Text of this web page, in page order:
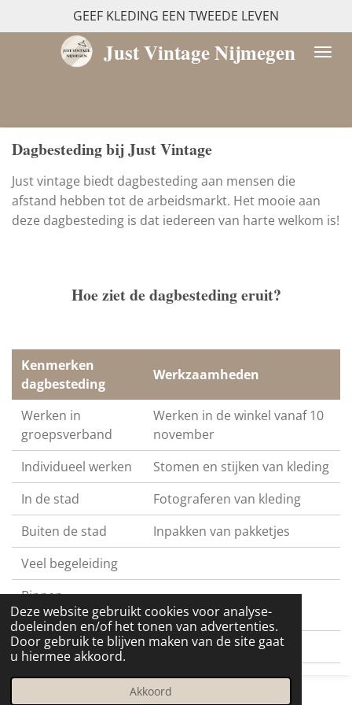
Deze website gebruikt cookies voor analyse-
doeleinden en/of het tonen van advertenties.
Door gebruik te blijven maken van de site gaat
u hiermee akkoord.
Akkoord
direct
Just Vintage Nijmegen
GEEF KLEDING EEN TWEEDE LEVEN
Dagbesteding bij Just Vintage
Just vintage biedt dagbesteding aan mensen die
afstand hebben tot de arbeidsmarkt. Het mooie aan
deze dagbesteding is dat iedereen van harte welkom is!
Hoe ziet de dagbesteding eruit?
Kenmerken
dagbesteding
Werkzaamheden
Werken in
groepsverband
Werken in de winkel vanaf 10
november
Individueel werken
Stomen en stijken van kleding
In de stad
Fotograferen van kleding
Buiten de stad
Inpakken van pakketjes
Veel begeleiding
Binnen
werkzaamheden
Drukke omgeving
© 2023 - 2026 Just Vintage Nijmegen